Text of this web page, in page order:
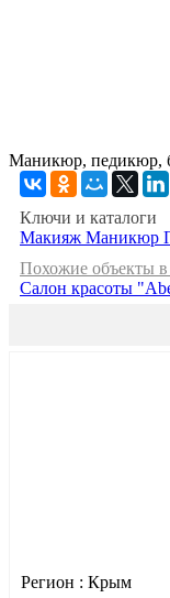
Маникюр, педикюр,
Ключи и каталоги
Макияж Маникюр
Похожие объекты
Салон красоты
Регион : Крым